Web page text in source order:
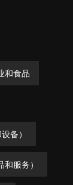
和食品
备）
服务）